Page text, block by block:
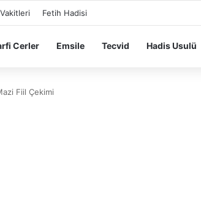
Fetih Hadisi
Cerler Emsile Tecvid Hadis Usulü
Fiil Çekimi